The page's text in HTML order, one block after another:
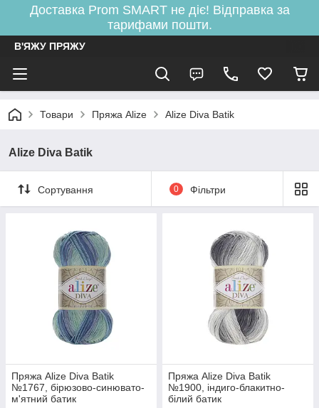
Доставка Prom SMART не діє! Відправка за
тарифами пошти.
В'ЯЖУ ПРЯЖУ
Товари Пряжа Alize Alize Diva Batik
Alize Diva Batik
Сортування 0 Фільтри
Пряжа Alize Diva Batik
№1767, бірюзово-синювато-
м'ятний батик
Пряжа Alize Diva Batik
№1900, індиго-блакитно-
білий батик